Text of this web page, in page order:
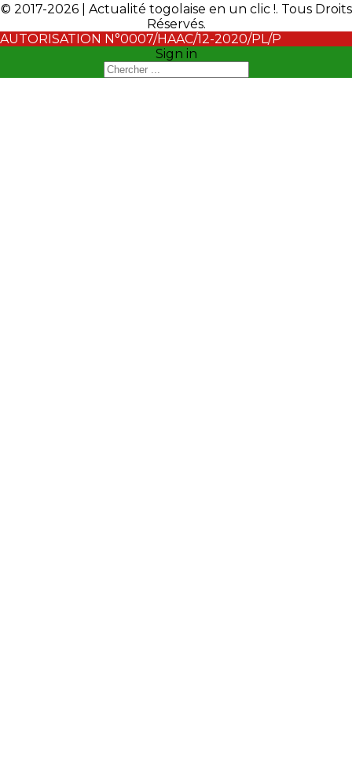
© 2017-2026 | Actualité togolaise en un clic !. Tous Droits
Réservés.
AUTORISATION N°0007/HAAC/12-2020/PL/P
Sign in